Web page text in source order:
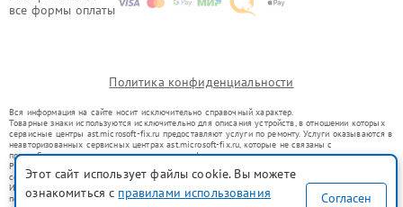
все формы оплаты
Политика конфиденциальности
Вся информация на сайте носит исключительно справочный характер.
Товарные знаки используются исключительно для описания устройств, в отношении которых
сервисные центры ast.microsoft-fix.ru предоставляют услуги по ремонту. Услуги оказываются в
неавторизованных сервисных центрах ast.microsoft-fix.ru, которые не связаны с
правообладателями товарных знаков или их официальными представителями.
Ремонт осуществляется для устройств, уже введенных в гражданский оборот в соответствии
со статьей 1487 ГК РФ.
Использование товарных знаков не преследует цели индивидуализации услуг или введения
потребителей в заблуждение, а служит для информирования о предоставляемых услугах по
Этот сайт использует файлы cookie. Вы можете
ознакомиться с правилами использования
Согласен